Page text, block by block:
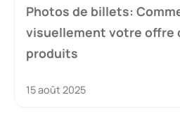
Photos de billets:
visuellement votre offre
produits
15 août 2025